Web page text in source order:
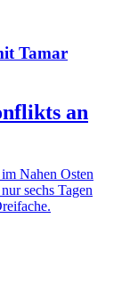
Tamar
an
Nahen Osten
sechs Tagen